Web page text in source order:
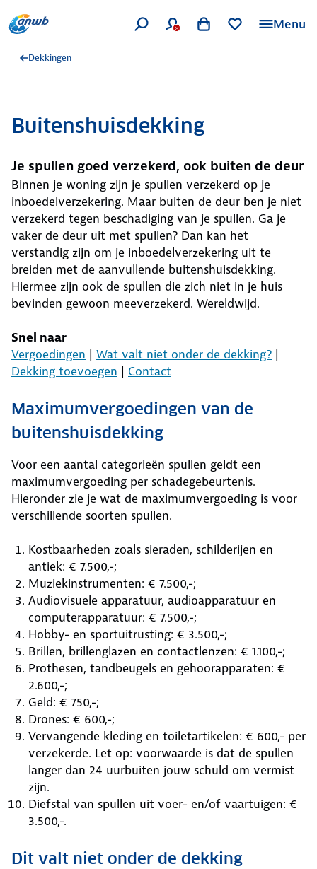
Menu
Dekkingen
Buitenshuisdekking
Je spullen goed verzekerd, ook buiten de deur
Binnen je woning zijn je spullen verzekerd op je
inboedelverzekering. Maar buiten de deur ben je niet
verzekerd tegen beschadiging van je spullen. Ga je
vaker de deur uit met spullen? Dan kan het
verstandig zijn om je inboedelverzekering uit te
breiden met de aanvullende buitenshuisdekking.
Hiermee zijn ook de spullen die zich niet in je huis
bevinden gewoon meeverzekerd. Wereldwijd.
Snel naar
Vergoedingen | Wat valt niet onder de dekking? |
Dekking toevoegen | Contact
Maximumvergoedingen van de
buitenshuisdekking
Voor een aantal categorieën spullen geldt een
maximumvergoeding per schadegebeurtenis.
Hieronder zie je wat de maximumvergoeding is voor
verschillende soorten spullen.
Kostbaarheden zoals sieraden, schilderijen en
antiek: € 7.500,-;
Muziekinstrumenten: € 7.500,-;
Audiovisuele apparatuur, audioapparatuur en
computerapparatuur: € 7.500,-;
Hobby- en sportuitrusting: € 3.500,-;
Brillen, brillenglazen en contactlenzen: € 1.100,-;
Prothesen, tandbeugels en gehoorapparaten: €
2.600,-;
Geld: € 750,-;
Drones: € 600,-;
Vervangende kleding en toiletartikelen: € 600,- per
verzekerde. Let op: voorwaarde is dat de spullen
langer dan 24 uurbuiten jouw schuld om vermist
zijn.
Diefstal van spullen uit voer- en/of vaartuigen: €
3.500,-.
Dit valt niet onder de dekking